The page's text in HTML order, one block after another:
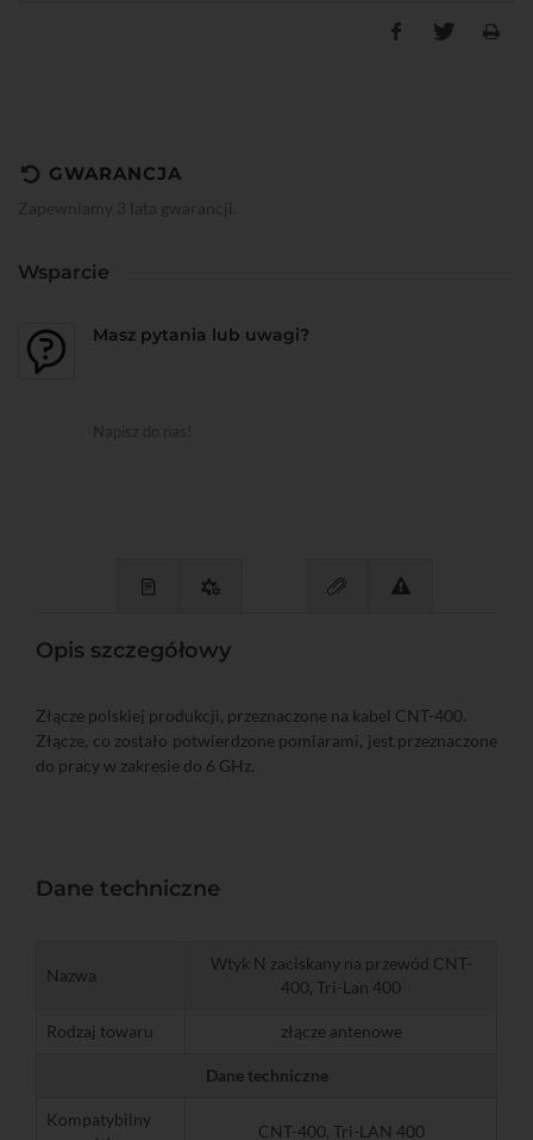
GWARANCJA
Wsparcie
Masz pytania lub uwagi?
Opis szczegółowy
Złącze polskiej produkcji, przeznaczone na kabel CNT-400.
Złącze, co zostało potwierdzone pomiarami, jest przeznaczone
do pracy w zakresie do 6 GHz.
Dane techniczne
Nazwa
Wtyk N zaciskany na przewód CNT-
400, Tri-Lan 400
Rodzaj towaru złącze antenowe
Dane techniczne
Kompatybilny
CNT-400, Tri-LAN 400